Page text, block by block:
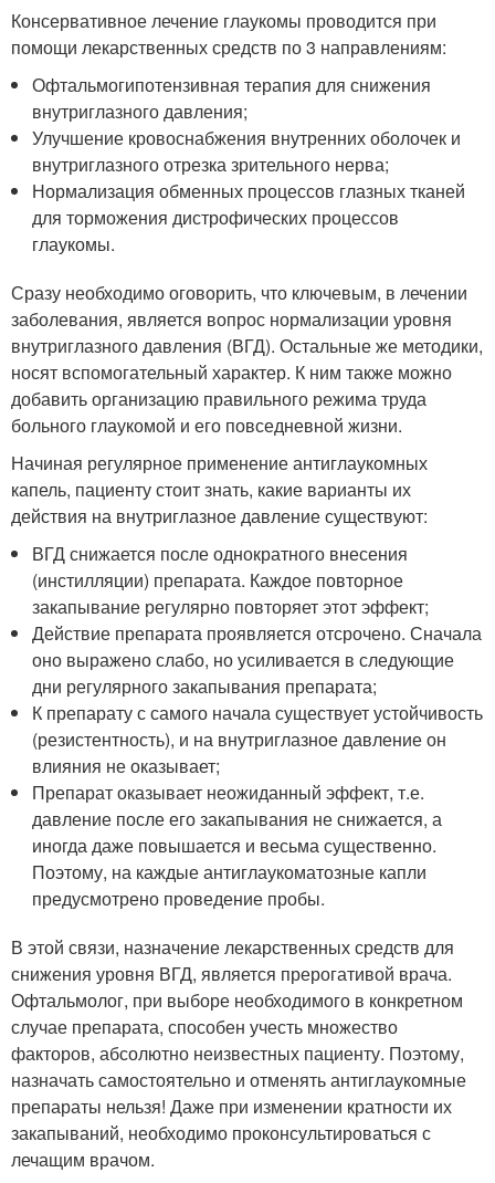
Консервативное лечение глаукомы проводится при
помощи лекарственных средств по 3 направлениям:
Офтальмогипотензивная терапия для снижения
внутриглазного давления;
Улучшение кровоснабжения внутренних оболочек и
внутриглазного отрезка зрительного нерва;
Нормализация обменных процессов глазных тканей
для торможения дистрофических процессов
глаукомы.
Сразу необходимо оговорить, что ключевым, в лечении
заболевания, является вопрос нормализации уровня
внутриглазного давления (ВГД). Остальные же методики,
носят вспомогательный характер. К ним также можно
добавить организацию правильного режима труда
больного глаукомой и его повседневной жизни.
Начиная регулярное применение антиглаукомных
капель, пациенту стоит знать, какие варианты их
действия на внутриглазное давление существуют:
ВГД снижается после однократного внесения
(инстилляции) препарата. Каждое повторное
закапывание регулярно повторяет этот эффект;
Действие препарата проявляется отсрочено. Сначала
оно выражено слабо, но усиливается в следующие
дни регулярного закапывания препарата;
К препарату с самого начала существует устойчивость
(резистентность), и на внутриглазное давление он
влияния не оказывает;
Препарат оказывает неожиданный эффект, т.е.
давление после его закапывания не снижается, а
иногда даже повышается и весьма существенно.
Поэтому, на каждые антиглаукоматозные капли
предусмотрено проведение пробы.
В этой связи, назначение лекарственных средств для
снижения уровня ВГД, является прерогативой врача.
Офтальмолог, при выборе необходимого в конкретном
случае препарата, способен учесть множество
факторов, абсолютно неизвестных пациенту. Поэтому,
назначать самостоятельно и отменять антиглаукомные
препараты нельзя! Даже при изменении кратности их
закапываний, необходимо проконсультироваться с
лечащим врачом.